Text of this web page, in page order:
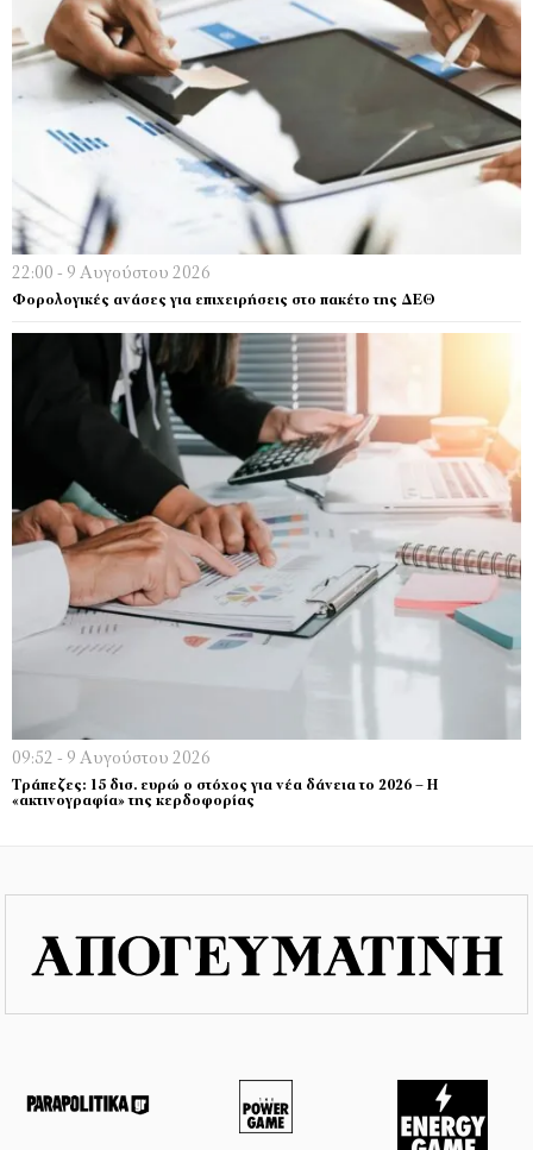
22:00 - 9 Αυγούστου 2026
Φορολογικές ανάσες για επιχειρήσεις στο πακέτο της ΔΕΘ
09:52 - 9 Αυγούστου 2026
Τράπεζες: 15 δισ. ευρώ ο στόχος για νέα δάνεια το 2026 – Η
«ακτινογραφία» της κερδοφορίας